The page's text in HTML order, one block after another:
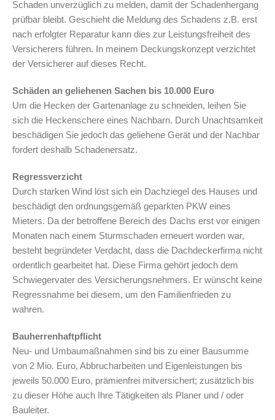
Schaden unverzüglich zu melden, damit der Schadenhergang
prüfbar bleibt. Geschieht die Meldung des Schadens z.B. erst
nach erfolgter Reparatur kann dies zur Leistungsfreiheit des
Versicherers führen. In meinem Deckungskonzept verzichtet
der Versicherer auf dieses Recht.
Schäden an geliehenen Sachen bis 10.000 Euro
Um die Hecken der Gartenanlage zu schneiden, leihen Sie
sich die Heckenschere eines Nachbarn. Durch Unachtsamkeit
beschädigen Sie jedoch das geliehene Gerät und der Nachbar
fordert deshalb Schadenersatz.
Regressverzicht
Durch starken Wind löst sich ein Dachziegel des Hauses und
beschädigt den ordnungsgemäß geparkten PKW eines
Mieters. Da der betroffene Bereich des Dachs erst vor einigen
Monaten nach einem Sturmschaden erneuert worden war,
besteht begründeter Verdacht, dass die Dachdeckerfirma nicht
ordentlich gearbeitet hat. Diese Firma gehört jedoch dem
Schwiegervater des Versicherungsnehmers. Er wünscht keine
Regressnahme bei diesem, um den Familienfrieden zu
wahren.
Bauherrenhaftpflicht
Neu- und Umbaumaßnahmen sind bis zu einer Bausumme
von 2 Mio. Euro, Abbrucharbeiten und Eigenleistungen bis
jeweils 50.000 Euro, prämienfrei mitversichert; zusätzlich bis
zu dieser Höhe auch Ihre Tätigkeiten als Planer und / oder
Bauleiter.